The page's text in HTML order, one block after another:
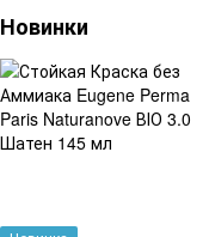
Новинки